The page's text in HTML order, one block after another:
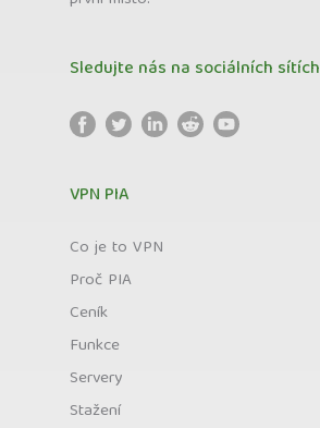
Sledujte nás na sociálních sítích
VPN PIA
Co je to VPN
Proč PIA
Ceník
Funkce
Servery
Stažení